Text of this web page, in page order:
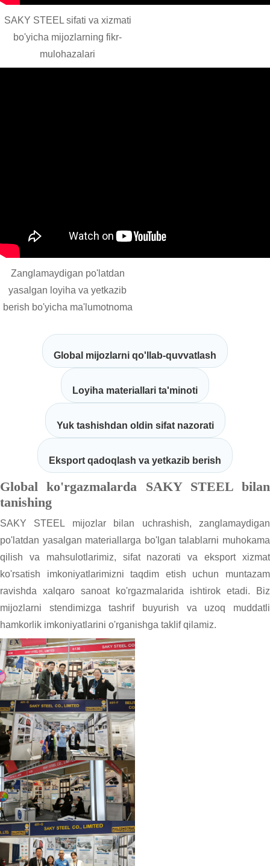
SAKY STEEL sifati va xizmati
bo'yicha mijozlarning fikr-
mulohazalari
Zanglamaydigan po'latdan
yasalgan loyiha va yetkazib
berish bo'yicha ma'lumotnoma
Global mijozlarni qo'llab-quvvatlash
Loyiha materiallari ta'minoti
Yuk tashishdan oldin sifat nazorati
Eksport qadoqlash va yetkazib berish
Global ko'rgazmalarda SAKY STEEL bilan
tanishing
SAKY STEEL mijozlar bilan uchrashish, zanglamaydigan
po'latdan yasalgan materiallarga bo'lgan talablarni muhokama
qilish va mahsulotlarimiz, sifat nazorati va eksport xizmat
ko'rsatish imkoniyatlarimizni taqdim etish uchun muntazam
ravishda xalqaro sanoat ko'rgazmalarida ishtirok etadi. Biz
mijozlarni stendimizga tashrif buyurish va uzoq muddatli
hamkorlik imkoniyatlarini o'rganishga taklif qilamiz.